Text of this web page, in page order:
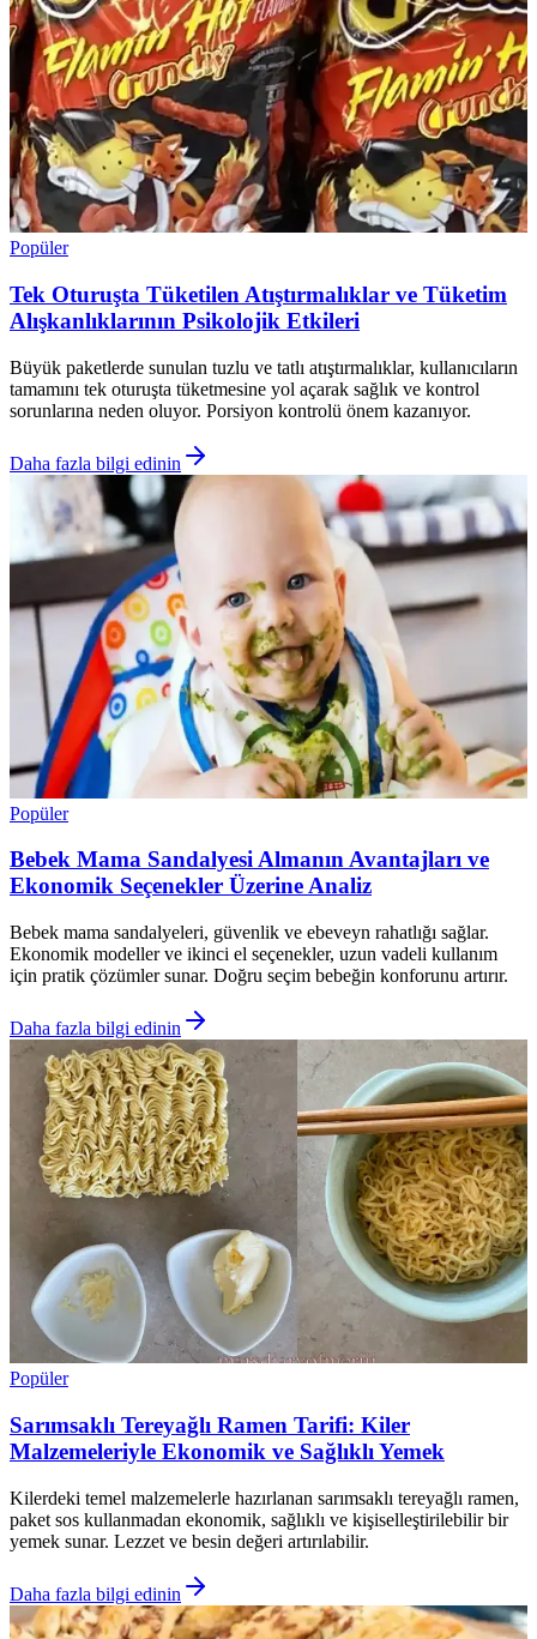
Popüler
Tek Oturuşta Tüketilen Atıştırmalıklar ve Tüketim
Alışkanlıklarının Psikolojik Etkileri
Büyük paketlerde sunulan tuzlu ve tatlı atıştırmalıklar, kullanıcıların
tamamını tek oturuşta tüketmesine yol açarak sağlık ve kontrol
sorunlarına neden oluyor. Porsiyon kontrolü önem kazanıyor.
Daha fazla bilgi edinin
Popüler
Bebek Mama Sandalyesi Almanın Avantajları ve
Ekonomik Seçenekler Üzerine Analiz
Bebek mama sandalyeleri, güvenlik ve ebeveyn rahatlığı sağlar.
Ekonomik modeller ve ikinci el seçenekler, uzun vadeli kullanım
için pratik çözümler sunar. Doğru seçim bebeğin konforunu artırır.
Daha fazla bilgi edinin
Popüler
Sarımsaklı Tereyağlı Ramen Tarifi: Kiler
Malzemeleriyle Ekonomik ve Sağlıklı Yemek
Kilerdeki temel malzemelerle hazırlanan sarımsaklı tereyağlı ramen,
paket sos kullanmadan ekonomik, sağlıklı ve kişiselleştirilebilir bir
yemek sunar. Lezzet ve besin değeri artırılabilir.
Daha fazla bilgi edinin